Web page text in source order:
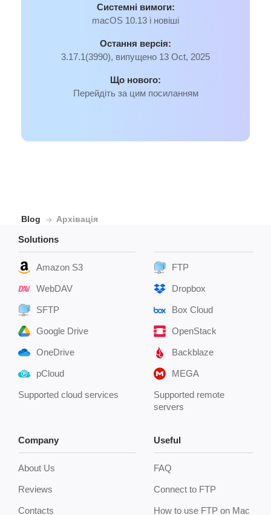
Системні вимоги:
macOS 10.13 і новіші
Остання версія:
3.17.1(3990), випущено 13 Oct, 2025
Що нового:
Перейдіть за цим посиланням
Blog Архівація
Solutions
Amazon S3
WebDAV
SFTP
Google Drive
OneDrive
pCloud
Supported cloud services
FTP
Dropbox
Box Cloud
OpenStack
Backblaze
MEGA
Supported remote
servers
Company
About Us
Reviews
Contacts
Useful
FAQ
Connect to FTP
How to use FTP on Mac